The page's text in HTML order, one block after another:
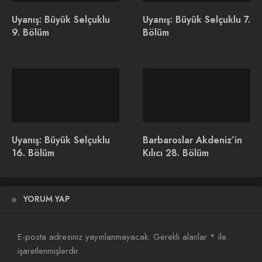
Oldu
Payitaht Abdülhamid 133. Bölüm Fragmanı
[eh_optimize_youtube_embed
Uyanış: Büyük Selçuklu
9. Bölüm
Uyanış: Büyük Selçuklu 7.
Bölüm
Uyanış: Büyük Selçuklu
16. Bölüm
Barbaroslar Akdeniz’in
Kılıcı 28. Bölüm
YORUM YAP
E-posta adresiniz yayınlanmayacak. Gerekli alanlar * ile
işaretlenmişlerdir